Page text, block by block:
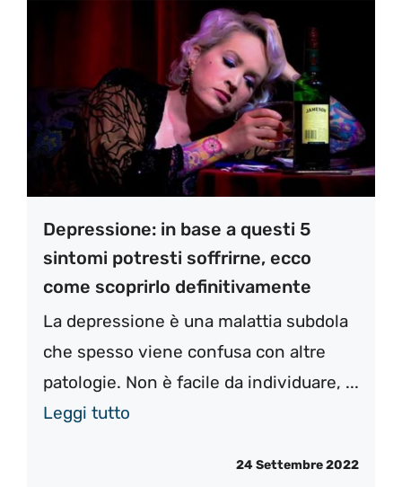
Depressione: in base a questi 5
sintomi potresti soffrirne, ecco
come scoprirlo definitivamente
La depressione è una malattia subdola
che spesso viene confusa con altre
patologie. Non è facile da individuare, ...
Leggi tutto
24 Settembre 2022